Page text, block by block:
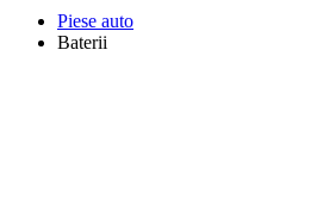
Piese auto
Baterii